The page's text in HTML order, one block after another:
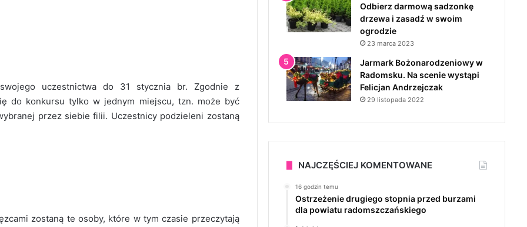
uczestnictwa do 31 stycznia br. Zgodnie z
do konkursu tylko w jednym miejscu, tzn. może być
przez siebie filii. Uczestnicy podzieleni zostaną
zostaną te osoby, które w tym czasie przeczytają
Odbierz darmową sadzonkę
drzewa i zasadź w swoim
ogrodzie
23 marca 2023
Jarmark Bożonarodzeniowy w
Radomsku. Na scenie wystąpi
Felicjan Andrzejczak
29 listopada 2022
NAJCZĘŚCIEJ KOMENTOWANE
16 godzin temu
Ostrzeżenie drugiego stopnia przed burzami
dla powiatu radomszczańskiego